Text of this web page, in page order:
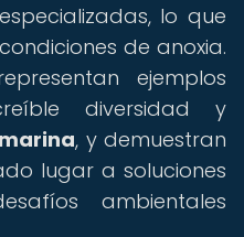
lo que
de anoxia.
ejemplos
diversidad y
, y demuestran
lugar a soluciones
ambientales